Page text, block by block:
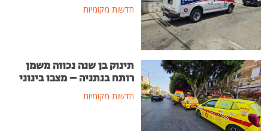
חדשות מקומיות
תינוק בן שנה נכווה משמן
רותח בנתניה – מצבו בינוני
חדשות מקומיות